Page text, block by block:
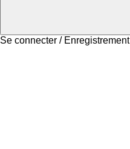
Se connecter / Enregistrement